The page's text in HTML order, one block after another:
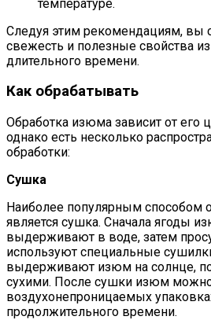
температуре.
Следуя этим рекомендациям, вы
свежесть и полезные свойства
длительного времени.
Как обрабатывать
Обработка изюма зависит от его
однако есть несколько
обработки:
Сушка
Наиболее популярным способом
является сушка. Сначала ягоды
выдерживают в воде, затем
используют специальные
выдерживают изюм на солнце,
сухими. После сушки изюм
воздухонепроницаемых
продолжительного времени.